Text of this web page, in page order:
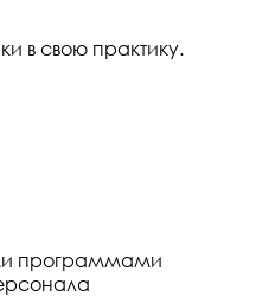
в свою практику.
программами